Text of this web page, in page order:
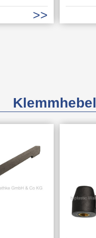
Klemmhebel